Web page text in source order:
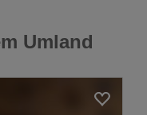
Umland